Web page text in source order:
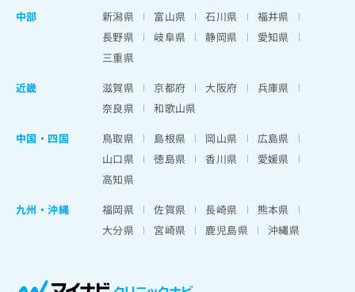
中部
新潟県 富山県 石川県
福井県
長野県
岐阜県 静岡県
愛知県
三重県
近畿
滋賀県 京都府 大阪府
兵庫県
奈良県
和歌山県
中国・四国
鳥取県 島根県 岡山県
広島県
山口県
徳島県 香川県
愛媛県
高知県
九州・沖縄
福岡県 佐賀県 長崎県
熊本県
大分県
宮崎県 鹿児島県 沖縄県